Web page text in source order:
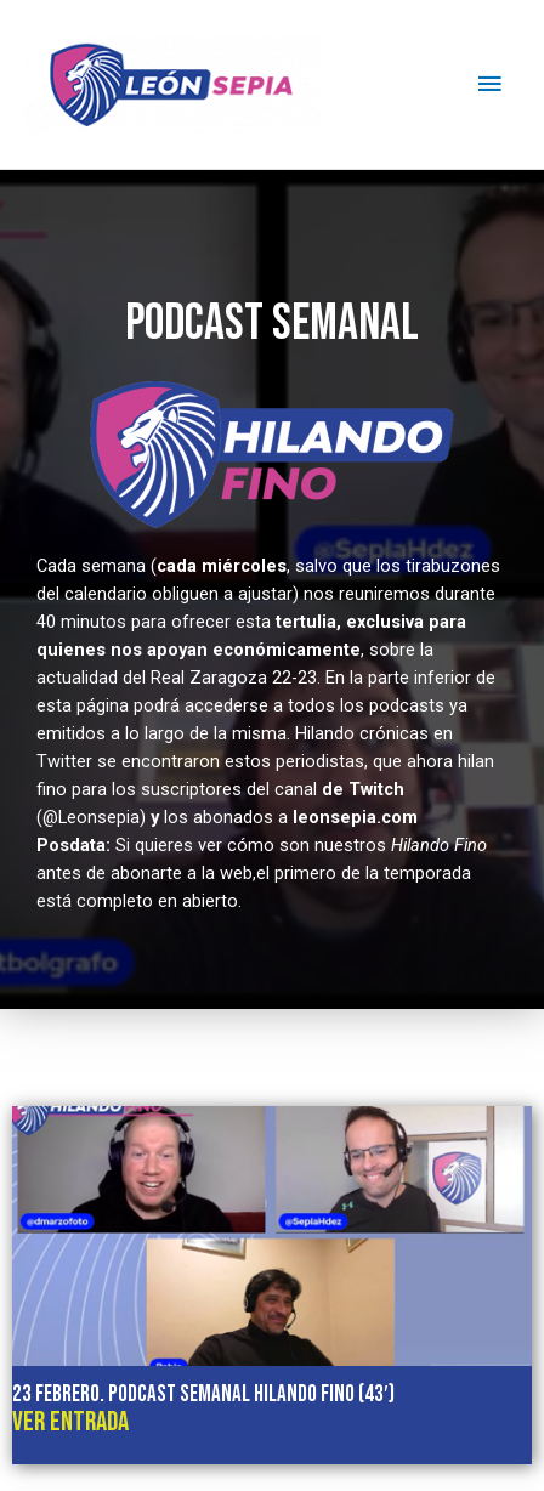
PODCAST SEMANAL
Cada semana (cada miércoles, salvo que los tirabuzones
del calendario obliguen a ajustar) nos reuniremos durante
40 minutos para ofrecer estatertulia, exclusiva para
quienes nos apoyan económicamente, sobre la
actualidad del Real Zaragoza 22-23. En la parte inferior de
esta página podrá accederse a todos los podcasts ya
emitidos a lo largo de la misma. Hilando crónicas en
Twitter se encontraron estos periodistas, que ahora hilan
fino para los suscriptores del canal de Twitch
(@Leonsepia) ylos abonados a leonsepia.com
Posdata: Si quieres ver cómo son nuestros Hilando Fino
antes de abonarte a la web,el primero de la temporada
está completo en abierto.
23 febrero. Podcast semanal HILANDO FINO (43′)
VER ENTRADA